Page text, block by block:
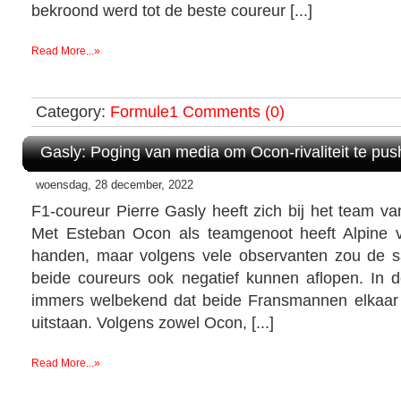
bekroond werd tot de beste coureur [...]
Read More...»
Category: Formule1 Comments (0)
Gasly: Poging van media om Ocon-rivaliteit te
woensdag, 28 december, 2022
F1-coureur Pierre Gasly heeft zich bij het team
Met Esteban Ocon als teamgenoot heeft Alpine
handen, maar volgens vele observanten zou de
beide coureurs ook negatief kunnen aflopen. In
immers welbekend dat beide Fransmannen
uitstaan. Volgens zowel Ocon, [...]
Read More...»